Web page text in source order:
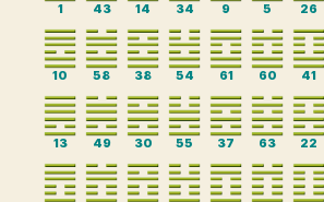
1 43 14 34 9 5 26
10 58 38 54 61 60 41
13 49 30 55 37 63 22